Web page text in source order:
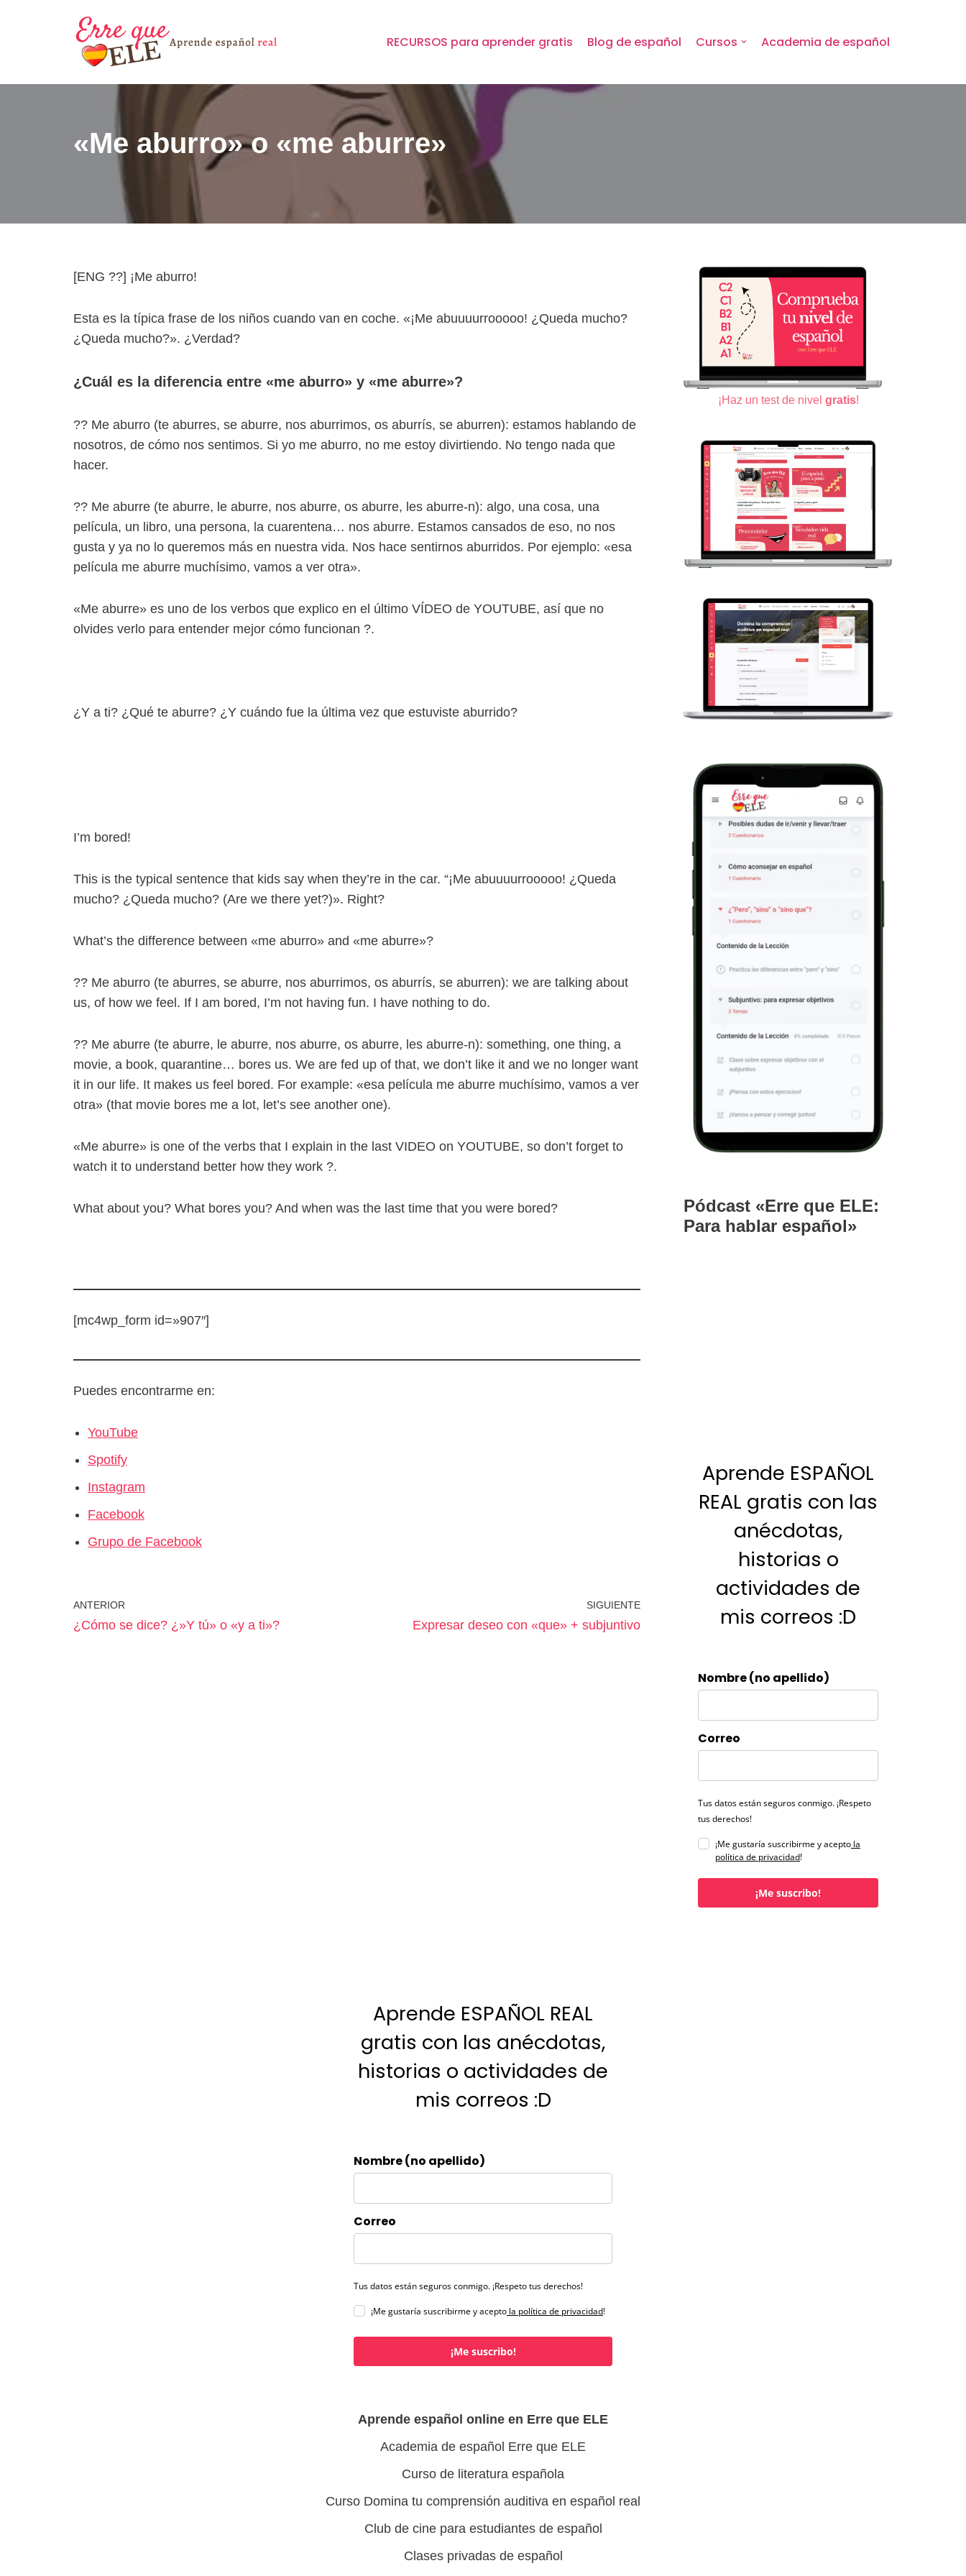
contenido
RECURSOS para aprender gratis Blog de español Cursos Academia de español
«Me aburro» o «me aburre»
[ENG ??] ¡Me aburro!
Esta es la típica frase de los niños cuando van en coche. «¡Me abuuuurrooooo! ¿Queda mucho?
¿Queda mucho?». ¿Verdad?
¿Cuál es la diferencia entre «me aburro» y «me aburre»?
?? Me aburro (te aburres, se aburre, nos aburrimos, os aburrís, se aburren): estamos hablando de
nosotros, de cómo nos sentimos. Si yo me aburro, no me estoy divirtiendo. No tengo nada que
hacer.
?? Me aburre (te aburre, le aburre, nos aburre, os aburre, les aburre-n): algo, una cosa, una
película, un libro, una persona, la cuarentena… nos aburre. Estamos cansados de eso, no nos
gusta y ya no lo queremos más en nuestra vida. Nos hace sentirnos aburridos. Por ejemplo: «esa
película me aburre muchísimo, vamos a ver otra».
«Me aburre» es uno de los verbos que explico en el último VÍDEO de YOUTUBE, así que no
olvides verlo para entender mejor cómo funcionan ?.
¿Y a ti? ¿Qué te aburre? ¿Y cuándo fue la última vez que estuviste aburrido?
I’m bored!
This is the typical sentence that kids say when they’re in the car. “¡Me abuuuurrooooo! ¿Queda
mucho? ¿Queda mucho? (Are we there yet?)». Right?
What’s the difference between «me aburro» and «me aburre»?
?? Me aburro (te aburres, se aburre, nos aburrimos, os aburrís, se aburren): we are talking about
us, of how we feel. If I am bored, I’m not having fun. I have nothing to do.
?? Me aburre (te aburre, le aburre, nos aburre, os aburre, les aburre-n): something, one thing, a
movie, a book, quarantine… bores us. We are fed up of that, we don’t like it and we no longer want
it in our life. It makes us feel bored. For example: «esa película me aburre muchísimo, vamos a ver
otra» (that movie bores me a lot, let’s see another one).
«Me aburre» is one of the verbs that I explain in the last VIDEO on YOUTUBE, so don’t forget to
watch it to understand better how they work ?.
What about you? What bores you? And when was the last time that you were bored?
[mc4wp_form id=»907″]
Puedes encontrarme en:
YouTube
Spotify
Instagram
Facebook
Grupo de Facebook
ANTERIOR
¿Cómo se dice? ¿»Y tú» o «y a ti»?
SIGUIENTE
Expresar deseo con «que» + subjuntivo
¡Haz un test de nivel gratis!
Pódcast «Erre que ELE:
Para hablar español»
Aprende ESPAÑOL
REAL gratis con las
anécdotas,
historias o
actividades de
mis correos :D
Nombre (no apellido)
Correo
Tus datos están seguros conmigo. ¡Respeto
tus derechos!
¡Me gustaría suscribirme y acepto la
política de privacidad!
¡Me suscribo!
Aprende ESPAÑOL REAL
gratis con las anécdotas,
historias o actividades de
mis correos :D
Nombre (no apellido)
Correo
Tus datos están seguros conmigo. ¡Respeto tus derechos!
¡Me gustaría suscribirme y acepto la política de privacidad!
¡Me suscribo!
Aprende español online en Erre que ELE
Academia de español Erre que ELE
Curso de literatura española
Curso Domina tu comprensión auditiva en español real
Club de cine para estudiantes de español
Clases privadas de español